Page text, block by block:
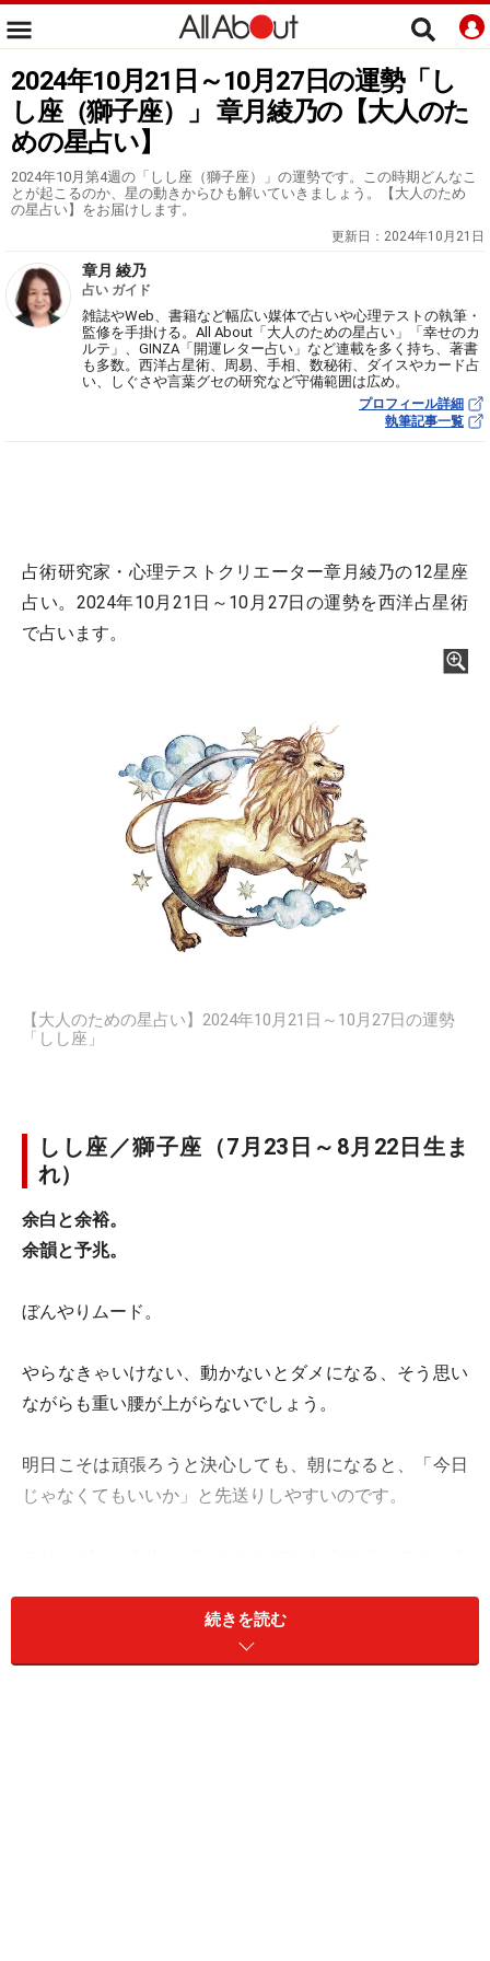
2024年10月21日～10月27日の運勢「し
し座（獅子座）」 章月綾乃の【大人のた
めの星占い】
2024年10月第4週の「しし座（獅子座）」の運勢です。この時期どんなこ
とが起こるのか、星の動きからひも解いていきましょう。【大人のため
の星占い】をお届けします。
更新日： 2024年10月21日
章月 綾乃
占い ガイド
雑誌やWeb、書籍など幅広い媒体で占いや心理テストの執筆・
監修を手掛ける。All About「大人のための星占い」「幸せのカ
ルテ」、GINZA「開運レター占い」など連載を多く持ち、著書
も多数。西洋占星術、周易、手相、数秘術、ダイスやカード占
い、しぐさや言葉グセの研究など守備範囲は広め。
プロフィール詳細
執筆記事一覧
占術研究家・心理テストクリエーター章月綾乃の12星座
占い。2024年10月21日～10月27日の運勢を西洋占星術
で占います。
【大人のための星占い】2024年10月21日～10月27日の運勢
「しし座」
しし座／獅子座（7月23日～8月22日生ま
れ）
余白と余裕。
余韻と予兆。
ぼんやりムード。
やらなきゃいけない、動かないとダメになる、そう思い
ながらも重い腰が上がらないでしょう。
明日こそは頑張ろうと決心しても、朝になると、「今日
じゃなくてもいいか」と先送りしやすいのです。
あり。なぜなら、いよいよ追い詰められたら、あなたは
続きを読む